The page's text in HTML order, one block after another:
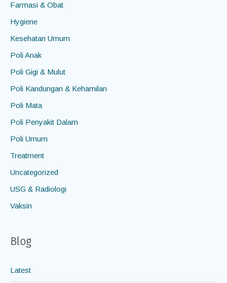
Farmasi & Obat
Hygiene
Kesehatan Umum
Poli Anak
Poli Gigi & Mulut
Poli Kandungan & Kehamilan
Poli Mata
Poli Penyakit Dalam
Poli Umum
Treatment
Uncategorized
USG & Radiologi
Vaksin
Blog
Latest